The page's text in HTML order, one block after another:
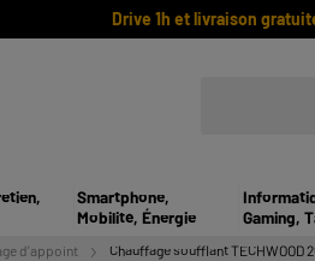
Drive 1h et livraison
Smartphone,
Mobilité, Énergie
Gaming,
d'appoint Chauffage soufflant TECHWOOD